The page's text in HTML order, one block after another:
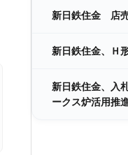
新日鉄住金 店
新日鉄住金、Ｈ
新日鉄住金、入
ークス炉活用推